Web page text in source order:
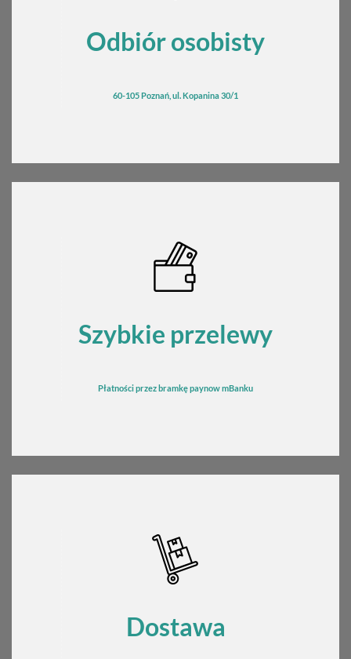
Odbiór osobisty
60-105 Poznań, ul. Kopanina 30/1
Szybkie przelewy
Płatności przez bramkępaynow mBanku
Dostawa